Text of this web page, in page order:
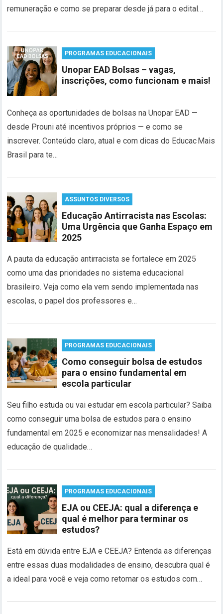
remuneração e como se preparar desde já para o edital…
PROGRAMAS EDUCACIONAIS
Unopar EAD Bolsas – vagas,
inscrições, como funcionam e mais!
Conheça as oportunidades de bolsas na Unopar EAD —
desde Prouni até incentivos próprios — e como se
inscrever. Conteúdo claro, atual e com dicas do Educac Mais
Brasil para te…
ASSUNTOS DIVERSOS
Educação Antirracista nas Escolas:
Uma Urgência que Ganha Espaço em
2025
A pauta da educação antirracista se fortalece em 2025
como uma das prioridades no sistema educacional
brasileiro. Veja como ela vem sendo implementada nas
escolas, o papel dos professores e…
PROGRAMAS EDUCACIONAIS
Como conseguir bolsa de estudos
para o ensino fundamental em
escola particular
Seu filho estuda ou vai estudar em escola particular? Saiba
como conseguir uma bolsa de estudos para o ensino
fundamental em 2025 e economizar nas mensalidades! A
educação de qualidade…
PROGRAMAS EDUCACIONAIS
EJA ou CEEJA: qual a diferença e
qual é melhor para terminar os
estudos?
Está em dúvida entre EJA e CEEJA? Entenda as diferenças
entre essas duas modalidades de ensino, descubra qual é
a ideal para você e veja como retomar os estudos com…